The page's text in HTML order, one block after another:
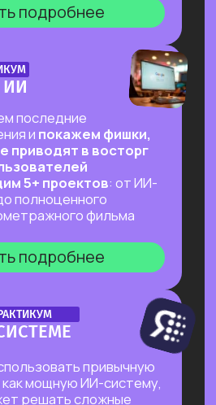
ВСЕХ,
тебя
меня»
кодить!»
можно
опыта
часа в день